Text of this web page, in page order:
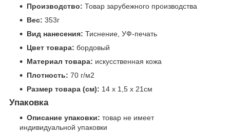
Производство: Товар зарубежного производства
Вес: 353г
Вид нанесения: Тиснение, УФ-печать
Цвет товара: бордовый
Материал товара: искусственная кожа
Плотность: 70 г/м2
Размер товара (см): 14 x 1,5 x 21см
Упаковка
Описание упаковки: товар не имеет
индивидуальной упаковки